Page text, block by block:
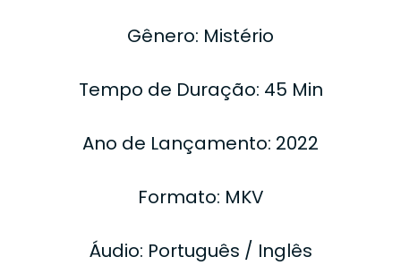
Gênero: Mistério
Tempo de Duração: 45 Min
Ano de Lançamento: 2022
Formato: MKV
Áudio: Português / Inglês